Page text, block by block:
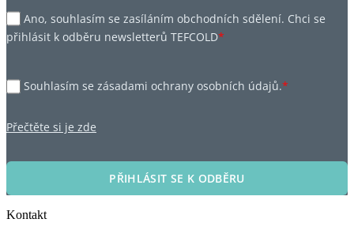
Ano, souhlasím se zasíláním obchodních sdělení. Chci se
přihlásit k odběru newsletterů TEFCOLD*
Souhlasím se zásadami ochrany osobních údajů.*
Přečtěte si je zde
PŘIHLÁSIT SE K ODBĚRU
Kontakt